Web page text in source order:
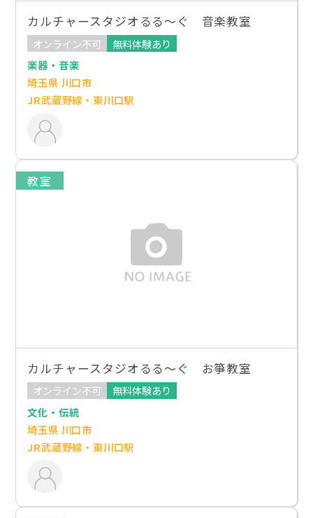
カルチャースタジオるる～ぐ 音楽教室
オンライン不可
無料体験あり
楽器・音楽
埼玉県 川口市
JR武蔵野線・東川口駅
教室
カルチャースタジオるる～ぐ お箏教室
オンライン不可
無料体験あり
文化・伝統
埼玉県 川口市
JR武蔵野線・東川口駅